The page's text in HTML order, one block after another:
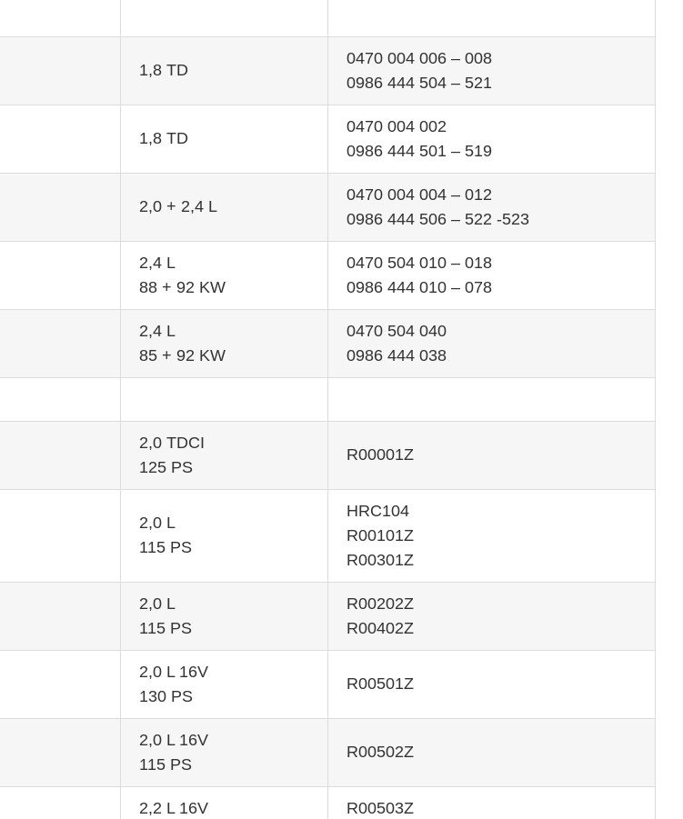
1,8 TD
0470 004 006 – 008
0986 444 504 – 521
1,8 TD
0470 004 002
0986 444 501 – 519
2,0 + 2,4 L
0470 004 004 – 012
0986 444 506 – 522 -523
2,4 L
88 + 92 KW
0470 504 010 – 018
0986 444 010 – 078
2,4 L
85 + 92 KW
0470 504 040
0986 444 038
2,0 TDCI
125 PS
R00001Z
2,0 L
115 PS
HRC104
R00101Z
R00301Z
2,0 L
115 PS
R00202Z
R00402Z
2,0 L 16V
130 PS
R00501Z
2,0 L 16V
115 PS
R00502Z
2,2 L 16V
R00503Z